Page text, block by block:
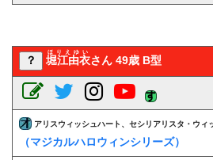
？ 堀江由衣
ほりえゆい
さん 49歳 B型
アリスウィッシュハート、セシリアリスタ・ウィ
（マジカルハロウィンシリーズ）